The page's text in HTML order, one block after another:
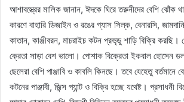
আশাবস্ত্রের মালিক জানান, ঈদকে ঘিরে তরুনীদের বেশি ঝোঁক
কারণে বাহারি ডিজাইন ও রঙের গ্যাস সিল্ক, বেনারসি,
কাতান, কাঞ্জীবরন, মাচরাইচ কটন প্রভৃডু শাড়ি বিক্রি করছি।
ক্রেতা সাড়া বেশ ভালো। পোশাক বিক্রেতা ইকবাল হোসেন
ছেলেরা বেশি পাঞ্জাবি ও কাবলি কিনছে। তবে যেহেতু বর্তমানে
কটনের পাঞ্জাবী, জিন্স প্যান্ট ও বিক্রি হচ্ছে যথেষ্ট। প্রসাধনী